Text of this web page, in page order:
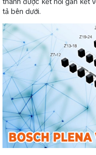
tả bên dưới.